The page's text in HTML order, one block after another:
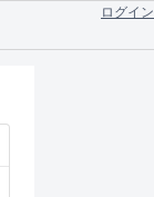
ログイン